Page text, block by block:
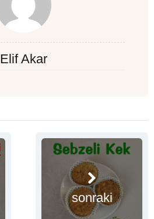
Elif Akar
sonraki